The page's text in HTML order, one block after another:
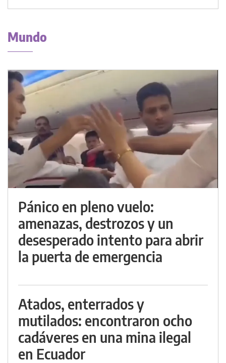
Mundo
Pánico en pleno vuelo:
amenazas, destrozos y un
desesperado intento para abrir
la puerta de emergencia
Atados, enterrados y
mutilados: encontraron ocho
cadáveres en una mina ilegal
en Ecuador